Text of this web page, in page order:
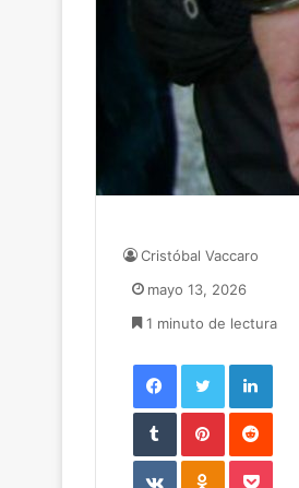
Cristóbal Vaccaro
mayo 13, 2026
1 minuto de lectura
Facebook Twitter LinkedIn
Tumblr Pinterest Reddit
VKontakte Odnoklassniki Pocket